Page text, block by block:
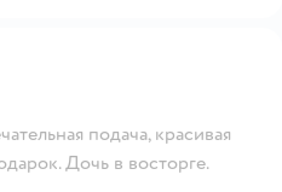
подача, красивая
Дочь в восторге.